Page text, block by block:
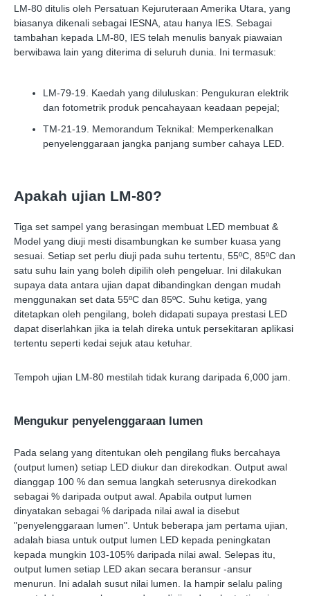
LM-80 ditulis oleh Persatuan Kejuruteraan Amerika Utara, yang
biasanya dikenali sebagai IESNA, atau hanya IES. Sebagai
tambahan kepada LM-80, IES telah menulis banyak piawaian
berwibawa lain yang diterima di seluruh dunia. Ini termasuk:
LM-79-19. Kaedah yang diluluskan: Pengukuran elektrik
dan fotometrik produk pencahayaan keadaan pepejal;
TM-21-19. Memorandum Teknikal: Memperkenalkan
penyelenggaraan jangka panjang sumber cahaya LED.
Apakah ujian LM-80?
Tiga set sampel yang berasingan membuat LED membuat &
Model yang diuji mesti disambungkan ke sumber kuasa yang
sesuai. Setiap set perlu diuji pada suhu tertentu, 55ºC, 85ºC dan
satu suhu lain yang boleh dipilih oleh pengeluar. Ini dilakukan
supaya data antara ujian dapat dibandingkan dengan mudah
menggunakan set data 55ºC dan 85ºC. Suhu ketiga, yang
ditetapkan oleh pengilang, boleh didapati supaya prestasi LED
dapat diserlahkan jika ia telah direka untuk persekitaran aplikasi
tertentu seperti kedai sejuk atau ketuhar.
Tempoh ujian LM-80 mestilah tidak kurang daripada 6,000 jam.
Mengukur penyelenggaraan lumen
Pada selang yang ditentukan oleh pengilang fluks bercahaya
(output lumen) setiap LED diukur dan direkodkan. Output awal
dianggap 100 % dan semua langkah seterusnya direkodkan
sebagai % daripada output awal. Apabila output lumen
dinyatakan sebagai % daripada nilai awal ia disebut
"penyelenggaraan lumen". Untuk beberapa jam pertama ujian,
adalah biasa untuk output lumen LED kepada peningkatan
kepada mungkin 103-105% daripada nilai awal. Selepas itu,
output lumen setiap LED akan secara beransur -ansur
menurun. Ini adalah susut nilai lumen. Ia hampir selalu paling